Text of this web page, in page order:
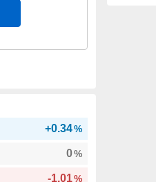
+0.34%
0%
-1.01%